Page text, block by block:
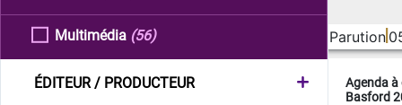
Multimédia (56)
ÉDITEUR / PRODUCTEUR
Parution
Agenda
Basford